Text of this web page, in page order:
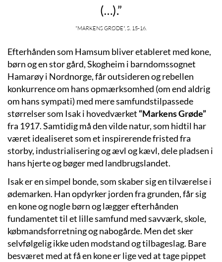
(…).”
"Markens Grøde", s. 15-16.
Efterhånden som Hamsum bliver etableret med kone,
børn og en stor gård, Skogheim i barndomssognet
Hamarøy i Nordnorge, får outsideren og rebellen
konkurrence om hans opmærksomhed (om end aldrig
om hans sympati) med mere samfundstilpassede
størrelser som Isak i hovedværket “Markens Grøde”
fra 1917. Samtidig må den vilde natur, som hidtil har
været idealiseret som et inspirerende fristed fra
storby, industrialisering og ævl og kævl, dele pladsen i
hans hjerte og bøger med landbrugslandet.
Isak er en simpel bonde, som skaber sig en tilværelse i
ødemarken. Han opdyrker jorden fra grunden, får sig
en kone og nogle børn og lægger efterhånden
fundamentet til et lille samfund med savværk, skole,
købmandsforretning og nabogårde. Men det sker
selvfølgelig ikke uden modstand og tilbageslag. Bare
besværet med at få en kone er lige ved at tage pippet